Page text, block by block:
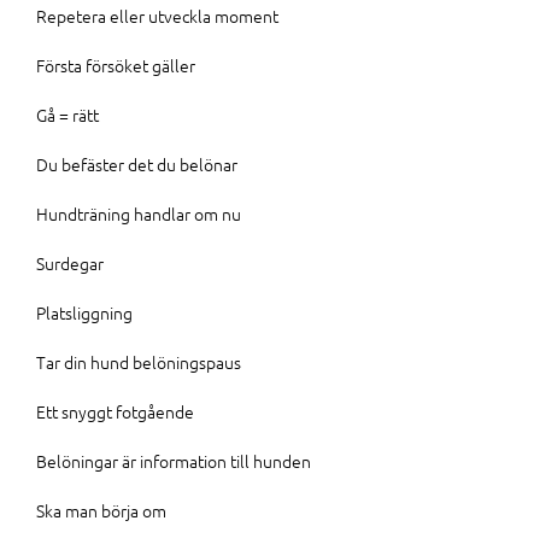
Repetera eller utveckla moment
Första försöket gäller
Gå = rätt
Du befäster det du belönar
Hundträning handlar om nu
Surdegar
Platsliggning
Tar din hund belöningspaus
Ett snyggt fotgående
Belöningar är information till hunden
Ska man börja om